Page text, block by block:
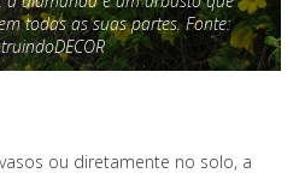
todas as suas partes. Fonte:
ou diretamente no solo, a